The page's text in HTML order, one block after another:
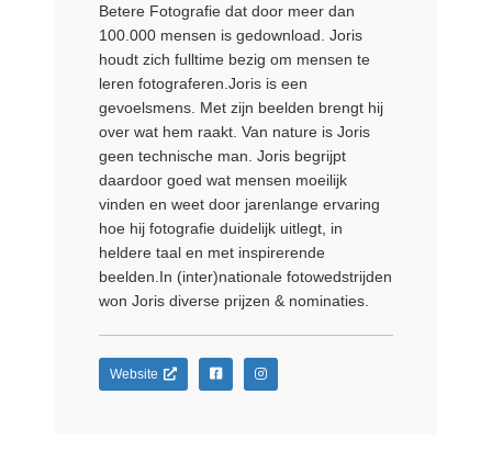
Betere Fotografie dat door meer dan
100.000 mensen is gedownload. Joris
houdt zich fulltime bezig om mensen te
leren fotograferen.Joris is een
gevoelsmens. Met zijn beelden brengt hij
over wat hem raakt. Van nature is Joris
geen technische man. Joris begrijpt
daardoor goed wat mensen moeilijk
vinden en weet door jarenlange ervaring
hoe hij fotografie duidelijk uitlegt, in
heldere taal en met inspirerende
beelden.In (inter)nationale fotowedstrijden
won Joris diverse prijzen & nominaties.
Website